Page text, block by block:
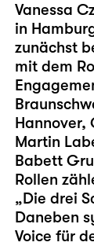
Vanessa
in
zunächst
mit dem
Hannover,
Martin
Babett
Rollen
„Die drei
Daneben
Voice für